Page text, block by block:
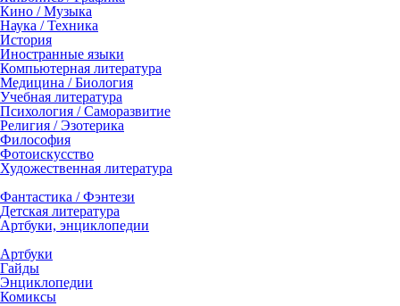
Кино / Музыка
Наука / Техника
История
Иностранные языки
Компьютерная литература
Медицина / Биология
Учебная литература
Психология / Саморазвитие
Религия / Эзотерика
Философия
Фотоискусство
Художественная литература
Фантастика / Фэнтези
Детская литература
Артбуки, энциклопедии
Артбуки
Гайды
Энциклопедии
Комиксы